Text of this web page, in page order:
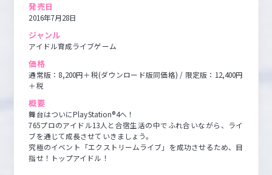
発売日
2016年7月28日
ジャンル
アイドル育成ライブゲーム
価格
通常版：8,200円＋税(ダウンロード版同価格) / 限定版：12,400円
＋税
概要
舞台はついにPlayStation®4へ！
765プロのアイドル13人と合宿生活の中でふれ合いながら、ライ
ブを通じて成長させていきましょう。
究極のイベント「エクストリームライブ」を成功させるため、目
指せ！トップアイドル！